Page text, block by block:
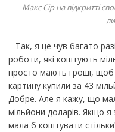
Макс Сір на відкритті
– Так, я це чув багато
роботи, які коштують
просто мають гроші,
картину купили за 43
Добре. Але я кажу, що
мільйони доларів. Якщо
мала б коштувати